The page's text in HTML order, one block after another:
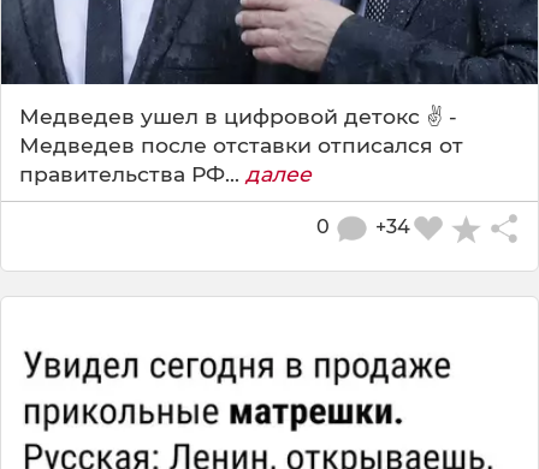
Медведев ушел в цифровой детокс ✌️ -
Медведев после отставки отписался от
правительства РФ... далее
+34
0